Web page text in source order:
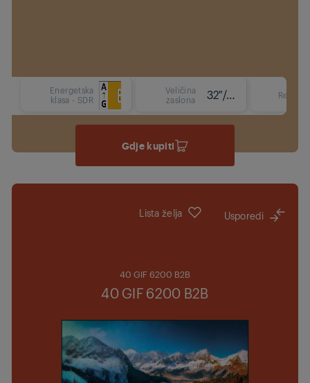
Energetska
klasa - SDR
Veličina
zaslona
32"/80 cm
Gdje kupiti
Lista želja Usporedi
40 GIF 6200 B2B
40 GIF 6200 B2B